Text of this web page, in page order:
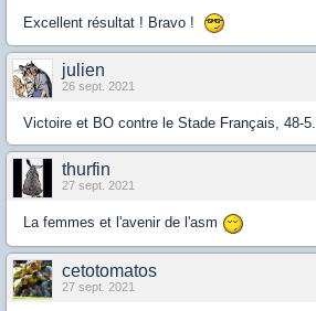
Excellent résultat ! Bravo !
julien
26 sept. 2021
Victoire et BO contre le Stade Français, 48-5.
thurfin
27 sept. 2021
La femmes et l'avenir de l'asm
cetotomatos
27 sept. 2021